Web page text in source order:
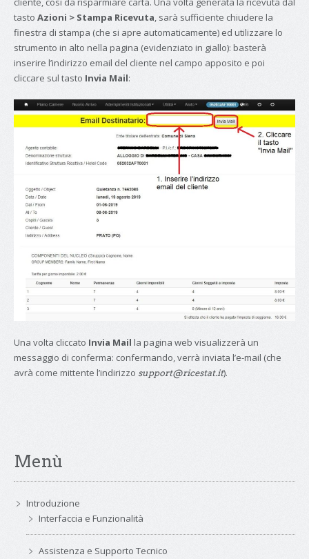
tasto Azioni > Stampa Ricevuta, sarà sufficiente chiudere la
finestra di stampa (che si apre automaticamente) ed utilizzare lo
strumento in alto nella pagina (evidenziato in giallo): basterà
inserire l’indirizzo email del cliente nel campo apposito e poi
cliccare sul tasto Invia Mail:
Una volta cliccato Invia Mail la pagina web visualizzerà un
messaggio di conferma: confermando, verrà inviata l’e-mail (che
avrà come mittente l’indirizzo support@ricestat.it).
Menù
Introduzione
Interfaccia e Funzionalità
Assistenza e Supporto Tecnico